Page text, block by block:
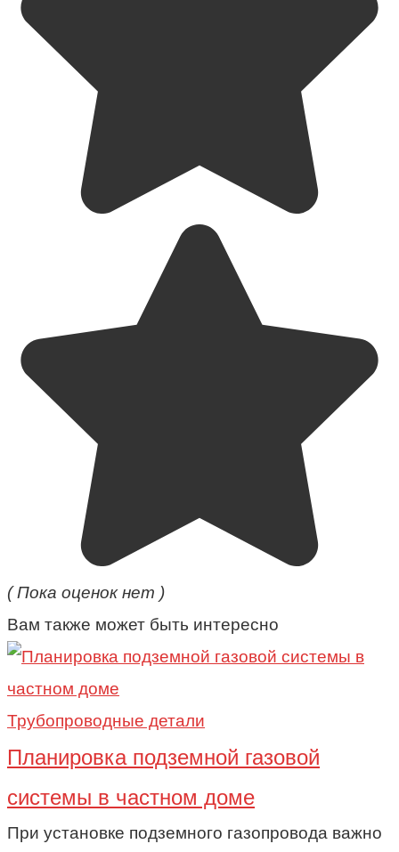
( Пока оценок нет )
Вам также может быть интересно
Трубопроводные детали
Планировка подземной газовой
системы в частном доме
При установке подземного газопровода важно